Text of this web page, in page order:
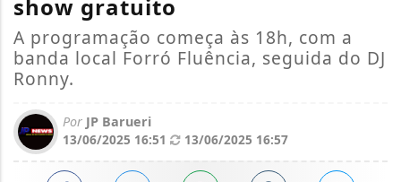
show gratuito
A programação começa às 18h, com a
banda local Forró Fluência, seguida do DJ
Ronny.
Por JP Barueri
13/06/2025 16:51
13/06/2025 16:57